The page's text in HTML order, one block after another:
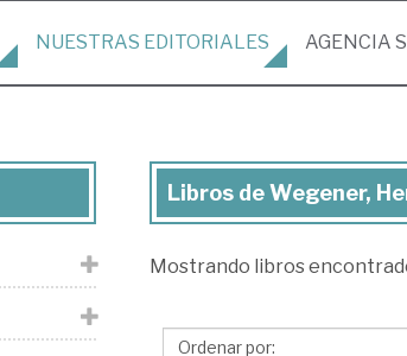
NUESTRAS EDITORIALES AGENCIA
Libros
Wegener,
Libros de Wegener,
Mostrando libros